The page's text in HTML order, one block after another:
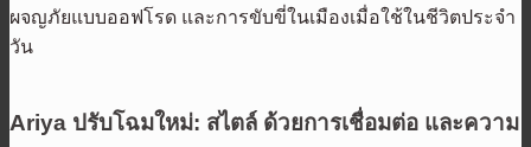
ผจญภัยแบบออฟโรด และการขับขี่ในเมืองเมื่อใช้ในชีวิตประจำ
วัน
Ariya ปรับโฉมใหม่: สไตล์ ด้วยการเชื่อมต่อ และความ